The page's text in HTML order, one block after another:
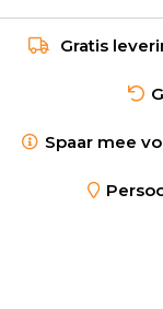
Gratis
Spaar mee